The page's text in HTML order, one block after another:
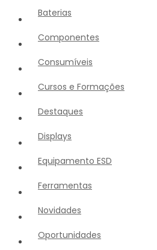
Baterias
Componentes
Consumíveis
Cursos e Formações
Destaques
Displays
Equipamento ESD
Ferramentas
Novidades
Oportunidades